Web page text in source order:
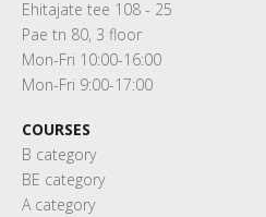
Ehitajate tee 108 - 25
Pae tn 80, 3 floor
Mon-Fri 10:00-16:00
Mon-Fri 9:00-17:00
COURSES
B category
BE category
A category